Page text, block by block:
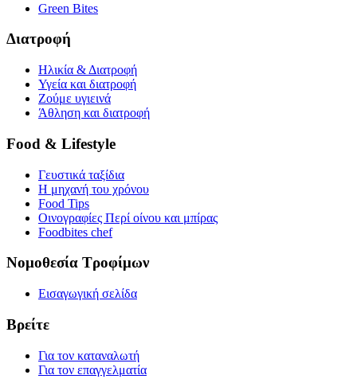
Green Bites
Διατροφή
Ηλικία & Διατροφή
Υγεία και διατροφή
Ζούμε υγιεινά
Άθληση και διατροφή
Food & Lifestyle
Γευστικά ταξίδια
Η μηχανή του χρόνου
Food Tips
Οινογραφίες Περί οίνου και μπίρας
Foodbites chef
Νομοθεσία Τροφίμων
Εισαγωγική σελίδα
Βρείτε
Για τον καταναλωτή
Για τον επαγγελματία